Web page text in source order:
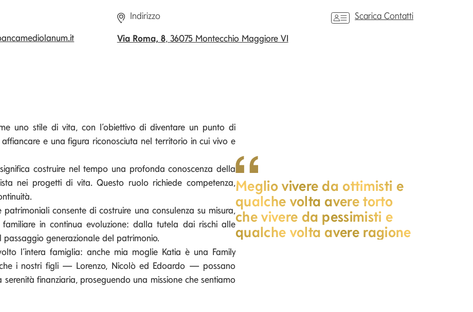
Indirizzo
Via Roma, 8, 36075 Montecchio Maggiore VI
Scarica Contatti
uno stile di vita, con l’obiettivo di diventare un punto di
e una figura riconosciuta nel territorio in cui vivo e
costruire nel tempo una profonda conoscenza della
nei progetti di vita. Questo ruolo richiede competenza,
consente di costruire una consulenza su misura,
in continua evoluzione: dalla tutela dai rischi alle
generazionale del patrimonio.
l’intera famiglia: anche mia moglie Katia è una Family
i nostri figli — Lorenzo, Nicolò ed Edoardo — possano
finanziaria, proseguendo una missione che sentiamo
Meglio vivere da ottimisti e
qualche volta avere torto
che vivere da pessimisti e
qualche volta avere ragione